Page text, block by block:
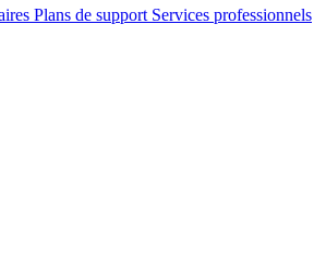
Plans de support Services professionnels